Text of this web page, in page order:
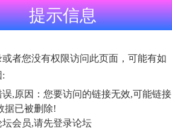
提示信息
者您没有权限访问此页面，可能有如
:
,原因：您要访问的链接无效,可能链接
据已被删除!
会员,请先登录论坛